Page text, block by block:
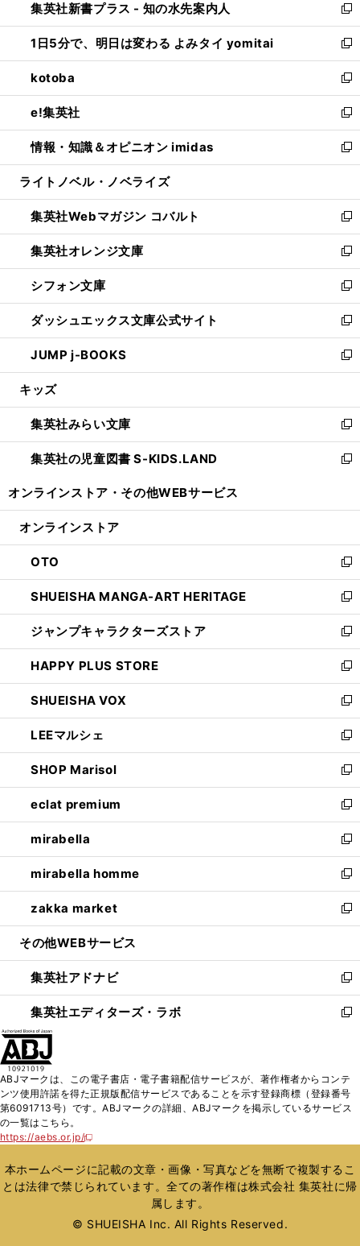
く
ド
ウ
で
開
く
ィ
ン
ド
ウ
で
開
く
い
ウ
ィ
ン
ド
ウ
で
開
く
集英社新書プラス - 知の水先案内人
新
し
い
ウ
ィ
ン
ド
ウ
で
開
1日5分で、明日は変わる よみタイ yomitai
新
し
い
ウ
ィ
ン
ド
ウ
開
く
kotoba
新
し
い
ウ
ィ
ン
ウ
で
開
く
e!集英社
新
し
い
ウ
ン
ド
ウ
で
開
く
情報・知識＆オピニオン imidas
新
し
ウ
ィ
ン
ド
ウ
で
開
く
ライトノベル・ノベライズ
集英社Webマガジン コバルト
新
し
い
ウ
ィ
ン
ド
ウ
で
開
集英社オレンジ文庫
新
し
い
ウ
ィ
ン
ド
ウ
開
く
シフォン文庫
新
し
い
ウ
ィ
ン
ウ
で
開
く
ダッシュエックス文庫公式サイト
新
し
い
ウ
ン
ド
ウ
で
JUMP j-BOOKS
新
し
ウ
ィ
ン
ド
開
キッズ
集英社みらい文庫
新
し
い
ン
ウ
で
開
く
集英社の児童図書 S-KIDS.LAND
新
ウ
ン
ド
ウ
で
開
く
オンラインストア・ その他WEBサービス
オンラインストア
OTO
新
し
い
ウ
ィ
ン
ド
ウ
で
開
く
SHUEISHA MANGA-ART HERITAGE
新
し
い
ウ
ィ
ン
ド
ウ
で
開
く
ジャンプキャラクターズストア
新
し
い
ウ
ィ
ン
ド
ウ
で
開
く
HAPPY PLUS STORE
新
し
い
ウ
ィ
ン
ド
ウ
で
開
く
SHUEISHA VOX
新
し
い
ウ
ィ
ン
ド
ウ
で
開
く
LEEマルシェ
新
し
い
ウ
ィ
ン
ド
ウ
で
開
く
SHOP Marisol
新
し
い
ウ
ィ
ン
ド
ウ
で
開
eclat premium
新
し
い
ウ
ィ
ン
ド
ウ
開
く
mirabella
新
し
い
ウ
ィ
ン
ウ
で
開
く
mirabella homme
新
し
い
ウ
ン
ド
ウ
で
zakka market
新
し
ウ
ィ
ン
ド
く
その他WEBサービス
集英社アドナビ
新
し
い
ド
ウ
で
集英社エディターズ・ラボ
新
ィ
ン
ド
開
く
ABJマークは、この電子書店・電子書籍配信サービスが、著作権者からコンテ
ンツ使用許諾を得た正規版配信サービスであることを示す登録商標（登録番号
第6091713号）です。ABJマークの詳細、ABJマークを掲示しているサービス
の一覧はこちら。
https://aebs.or.jp/
新
い
ウ
ィ
ウ
本ホームページに記載の文章・画像・写真などを無断で複製するこ
とは法律で禁じられています。全ての著作権は株式会社 集英社に帰
属します。
© SHUEISHA Inc. All Rights Reserved.